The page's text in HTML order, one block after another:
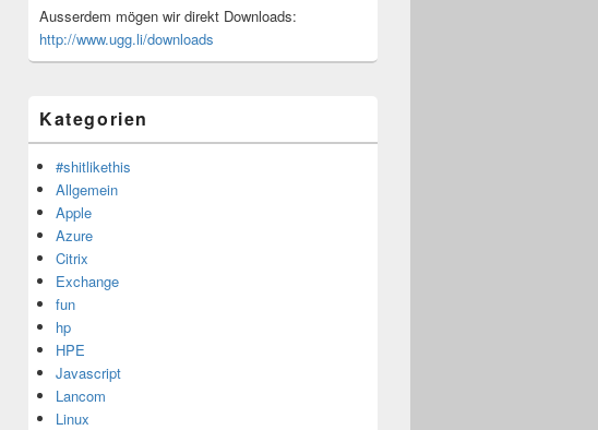
Ausserdem mögen wir direkt Downloads:
http://www.ugg.li/downloads
Kategorien
#shitlikethis
Allgemein
Apple
Azure
Citrix
Exchange
fun
hp
HPE
Javascript
Lancom
Linux